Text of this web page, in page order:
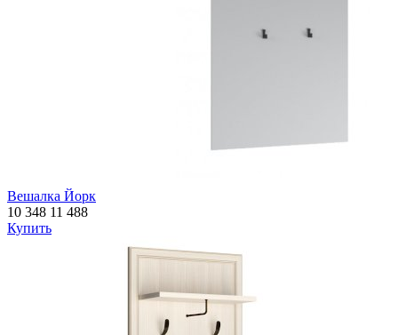
Вешалка Йорк
10 348 11 488
Купить